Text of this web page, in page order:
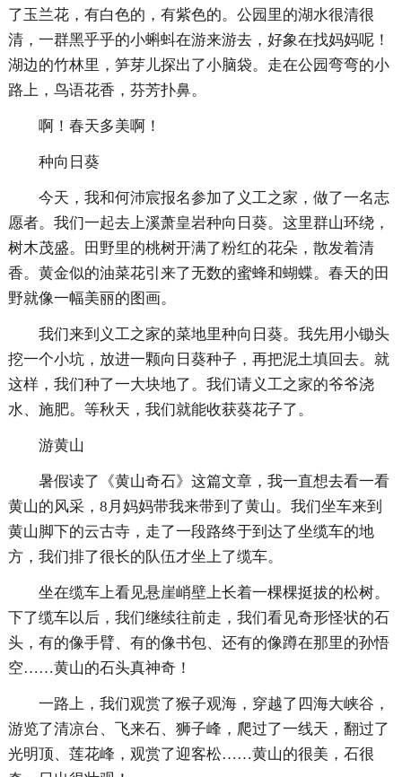
了玉兰花，有白色的，有紫色的。公园里的湖水很清很
清，一群黑乎乎的小蝌蚪在游来游去，好象在找妈妈呢！
湖边的竹林里，笋芽儿探出了小脑袋。走在公园弯弯的小
路上，鸟语花香，芬芳扑鼻。
啊！春天多美啊！
种向日葵
今天，我和何沛宸报名参加了义工之家，做了一名志
愿者。我们一起去上溪萧皇岩种向日葵。这里群山环绕，
树木茂盛。田野里的桃树开满了粉红的花朵，散发着清
香。黄金似的油菜花引来了无数的蜜蜂和蝴蝶。春天的田
野就像一幅美丽的图画。
我们来到义工之家的菜地里种向日葵。我先用小锄头
挖一个小坑，放进一颗向日葵种子，再把泥土填回去。就
这样，我们种了一大块地了。我们请义工之家的爷爷浇
水、施肥。等秋天，我们就能收获葵花子了。
游黄山
暑假读了《黄山奇石》这篇文章，我一直想去看一看
黄山的风采，8月妈妈带我来带到了黄山。我们坐车来到
黄山脚下的云古寺，走了一段路终于到达了坐缆车的地
方，我们排了很长的队伍才坐上了缆车。
坐在缆车上看见悬崖峭壁上长着一棵棵挺拔的松树。
下了缆车以后，我们继续往前走，我们看见奇形怪状的石
头，有的像手臂、有的像书包、还有的像蹲在那里的孙悟
空……黄山的石头真神奇！
一路上，我们观赏了猴子观海，穿越了四海大峡谷，
游览了清凉台、飞来石、狮子峰，爬过了一线天，翻过了
光明顶、莲花峰，观赏了迎客松……黄山的很美，石很